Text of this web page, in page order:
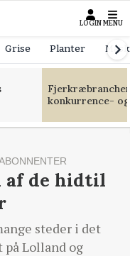
LOGIN MENU
Grise Planter
konkurrence-
af de hidtil
steder i det
på Lolland og